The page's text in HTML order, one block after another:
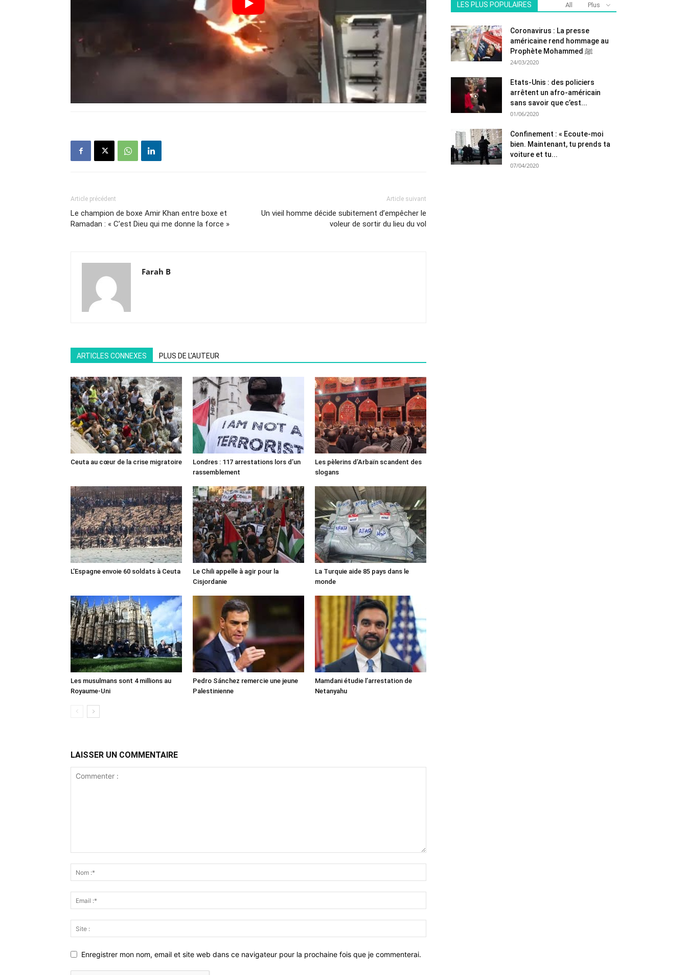
Article précédent
Le champion de boxe Amir Khan entre boxe et
Ramadan : « C’est Dieu qui me donne la force »
Article suivant
Un vieil homme décide subitement d’empêcher le
voleur de sortir du lieu du vol
Farah B
ARTICLES CONNEXES PLUS DE L'AUTEUR
Ceuta au cœur de la crise migratoire
Londres : 117 arrestations lors d’un
rassemblement
Les pèlerins d’Arbaïn scandent des
slogans
L’Espagne envoie 60 soldats à Ceuta
Le Chili appelle à agir pour la
Cisjordanie
La Turquie aide 85 pays dans le
monde
Les musulmans sont 4 millions au
Royaume-Uni
Pedro Sánchez remercie une jeune
Palestinienne
Mamdani étudie l’arrestation de
Netanyahu
LAISSER UN COMMENTAIRE
Enregistrer mon nom, email et site web dans ce navigateur pour la prochaine fois que je commenterai.
LES PLUS POPULAIRES All Plus
Coronavirus : La presse
américaine rend hommage au
Prophète Mohammed ﷺ
24/03/2020
Etats-Unis : des policiers
arrêtent un afro-américain
sans savoir que c’est...
01/06/2020
Confinement : « Ecoute-moi
bien. Maintenant, tu prends ta
voiture et tu...
07/04/2020